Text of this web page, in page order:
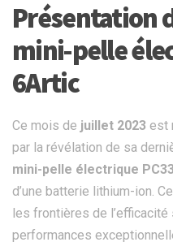
Présentation
mini-pelle
6Artic
Ce mois de juillet 2023 est
par la révélation de sa
mini-pelle électrique
d’une batterie lithium-ion.
les frontières de l’efficacité
performances